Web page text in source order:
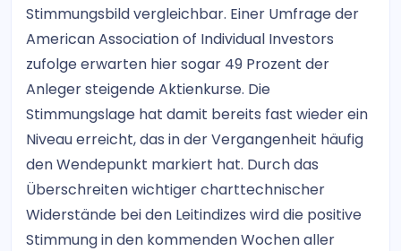
Stimmungsbild vergleichbar. Einer Umfrage der
American Association of Individual Investors
zufolge erwarten hier sogar 49 Prozent der
Anleger steigende Aktienkurse. Die
Stimmungslage hat damit bereits fast wieder ein
Niveau erreicht, das in der Vergangenheit häufig
den Wendepunkt markiert hat. Durch das
Überschreiten wichtiger charttechnischer
Widerstände bei den Leitindizes wird die positive
Stimmung in den kommenden Wochen aller